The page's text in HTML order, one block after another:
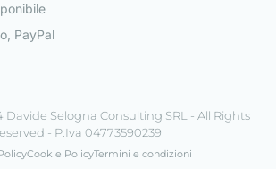
PayPal
Selogna Consulting SRL - All Rights
- P.Iva 04773590239
Cookie PolicyTermini e condizioni